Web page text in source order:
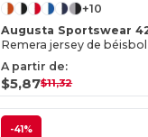
+10
Augusta Sportswear
Remera jersey de
A partir de:
$5,87$11,32
-41%